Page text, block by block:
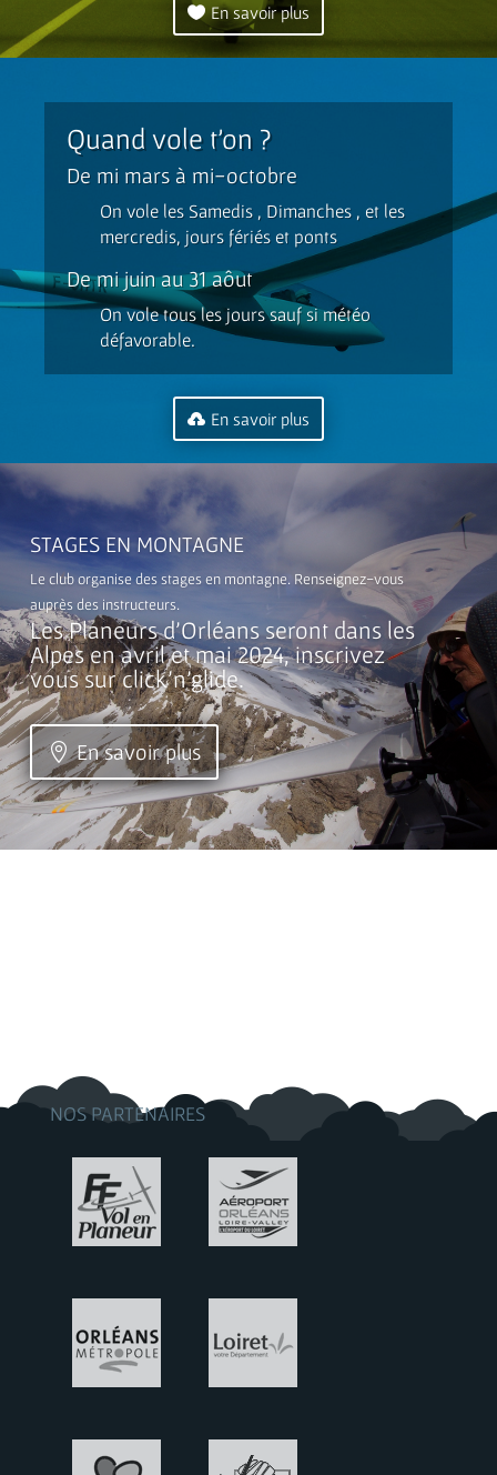
En savoir plus
Quand vole t’on ?
De mi mars à mi-octobre
On vole les Samedis , Dimanches , et les
mercredis, jours fériés et ponts
De mi juin au 31 aôut
On vole tous les jours sauf si météo
défavorable.
En savoir plus
STAGES EN MONTAGNE
Le club organise des stages en montagne. Renseignez-vous
auprès des instructeurs.
Les Planeurs d'Orléans seront dans les
Alpes en avril et mai 2024, inscrivez
vous sur click’n’glide.
En savoir plus
NOS PARTENAIRES